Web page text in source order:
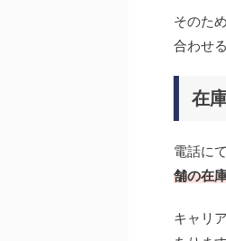
そのた
合わせ
在
電話に
舗の在
キャリ